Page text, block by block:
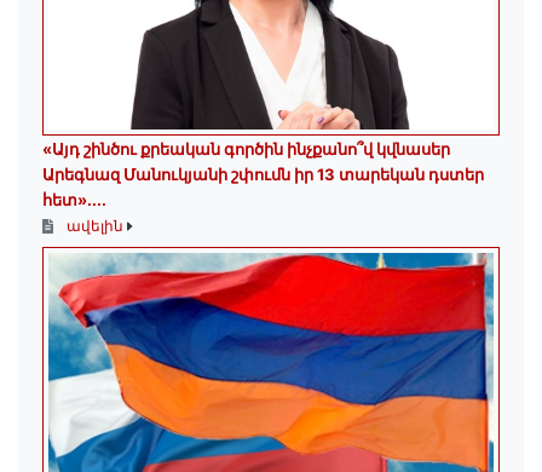
«Այդ շինծու քրեական գործին ինչքանո՞վ կվնասեր
Արեգնազ Մանուկյանի շփումն իր 13 տարեկան դստեր
հետ»․...
ավելին